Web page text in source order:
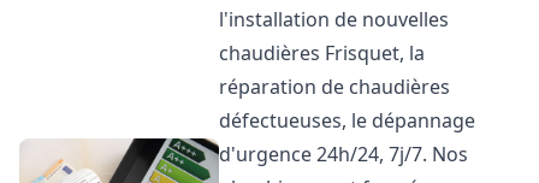
l'installation de nouvelles
chaudières Frisquet, la
réparation de chaudières
défectueuses, le dépannage
d'urgence 24h/24, 7j/7. Nos